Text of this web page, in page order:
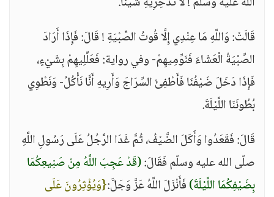
قَالَتْ: وَاللَّهِ مَا عِنْدِي إِلَّا قُوتُ الصِّبْيَةِ ! قَالَ: فَإِذَا أَرَادَ
الصِّبْيَةُ الْعَشَاءَ فَنَوِّمِيهِمْ- وفي رواية: فَعَلِّلِيهِمْ بِشَيْءٍ،
فَإِذَا دَخَلَ ضَيْفُنَا فَأَطْفِئْ السِّرَاجَ وَأَرِيهِ أَنَّا نَأْكُلُ- وَنَطْوِي
بُطُونَنَا اللَّيْلَةَ.
قَالَ: فَقَعَدُوا وَأَكَلَ الضَّيْفُ، ثُمَّ غَدَا الرَّجُلُ عَلَى رَسُولِ اللَّهِ
صلّى الله عليه وسلّم فَقَالَ:(قَدْ عَجِبَ اللَّهُ مِنْ صَنِيعِكُمَا
بِضَيْفِكُمَا اللَّيْلَةَ)فَأَنْزَلَ اللَّهُ عَزَّ وَجَلَّ:{وَيُؤْثِرُونَ عَلَى